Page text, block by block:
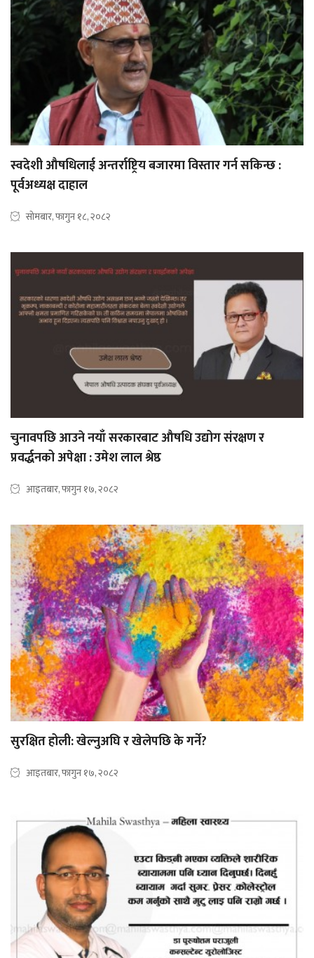
स्वदेशी औषधिलाई अन्तर्राष्ट्रिय बजारमा विस्तार गर्न सकिन्छ :
पूर्वअध्यक्ष दाहाल
सोमबार, फागुन १८, २०८२
चुनावपछि आउने नयाँ सरकारबाट औषधि उद्योग संरक्षण र
प्रवर्द्धनको अपेक्षा : उमेश लाल श्रेष्ठ
आइतबार, फागुन १७, २०८२
सुरक्षित होली: खेल्नुअघि र खेलेपछि के गर्ने?
आइतबार, फागुन १७, २०८२